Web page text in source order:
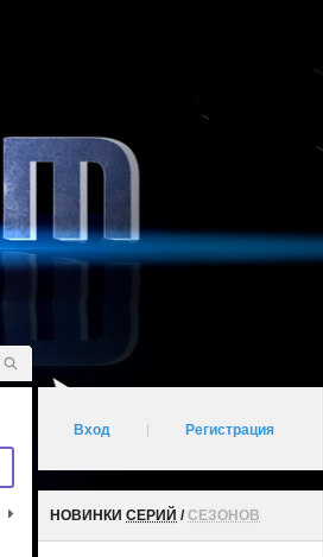
Вход Регистрация
НОВИНКИ СЕРИЙ /СЕЗОНОВ